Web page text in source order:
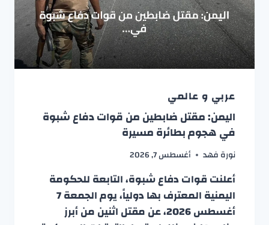
عربي و عالمي
اليمن: مقتل ضابطين من قوات دفاع شبوة
في هجوم بطائرة مسيرة
نورة فهد أغسطس 7, 2026
أعلنت قوات دفاع شبوة، التابعة للحكومة
اليمنية المعترف بها دولياً، يوم الجمعة 7
أغسطس 2026، عن مقتل اثنين من أبرز